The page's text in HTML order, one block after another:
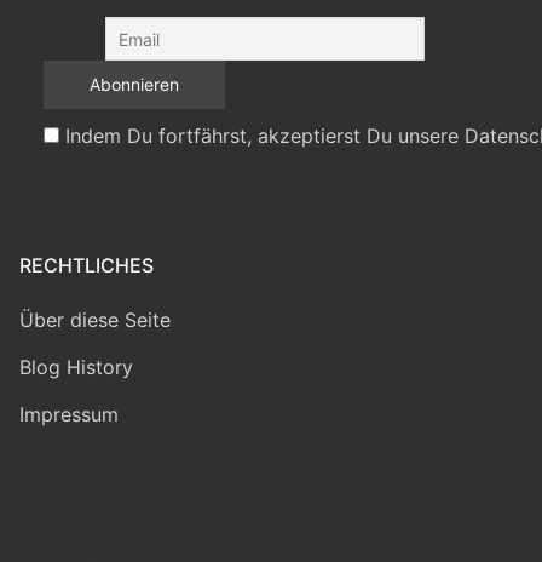
Indem Du fortfährst, akzeptierst Du unsere
RECHTLICHES
Über diese Seite
Blog History
Impressum